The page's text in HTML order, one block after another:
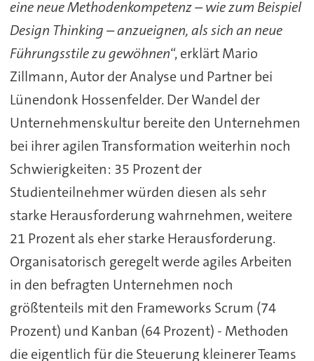
eine neue Methodenkompetenz – wie zum Beispiel
Design Thinking – anzueignen, als sich an neue
Führungsstile zu gewöhnen“, erklärt Mario
Zillmann, Autor der Analyse und Partner bei
Lünendonk Hossenfelder. Der Wandel der
Unternehmenskultur bereite den Unternehmen
bei ihrer agilen Transformation weiterhin noch
Schwierigkeiten: 35 Prozent der
Studienteilnehmer würden diesen als sehr
starke Herausforderung wahrnehmen, weitere
21 Prozent als eher starke Herausforderung.
Organisatorisch geregelt werde agiles Arbeiten
in den befragten Unternehmen noch
größtenteils mit den Frameworks Scrum (74
Prozent) und Kanban (64 Prozent) - Methoden
die eigentlich für die Steuerung kleinerer Teams